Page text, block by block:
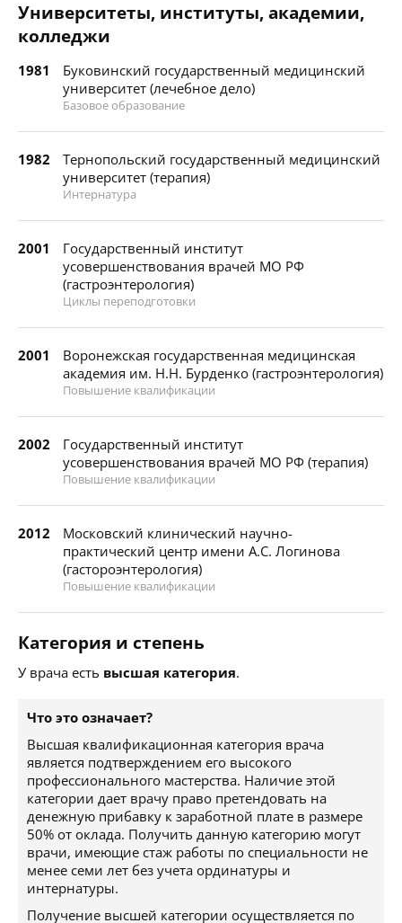
Университеты, институты, академии,
колледжи
1981
Буковинский государственный медицинский
университет (лечебное дело)
Базовое образование
1982
Тернопольский государственный медицинский
университет (терапия)
Интернатура
2001
Государственный институт
усовершенствования врачей МО РФ
(гастроэнтерология)
Циклы переподготовки
2001
Воронежская государственная медицинская
академия им. Н.Н. Бурденко (гастроэнтерология)
Повышение квалификации
2002
Государственный институт
усовершенствования врачей МО РФ (терапия)
Повышение квалификации
2012
Московский клинический научно-
практический центр имени А.С. Логинова
(гастороэнтерология)
Повышение квалификации
Категория и степень
У врача есть высшая категория.
Что это означает?
Высшая квалификационная категория врача
является подтверждением его высокого
профессионального мастерства. Наличие этой
категории дает врачу право претендовать на
денежную прибавку к заработной плате в размере
50% от оклада. Получить данную категорию могут
врачи, имеющие стаж работы по специальности не
менее семи лет без учета ординатуры и
интернатуры.
Получение высшей категории осуществляется по